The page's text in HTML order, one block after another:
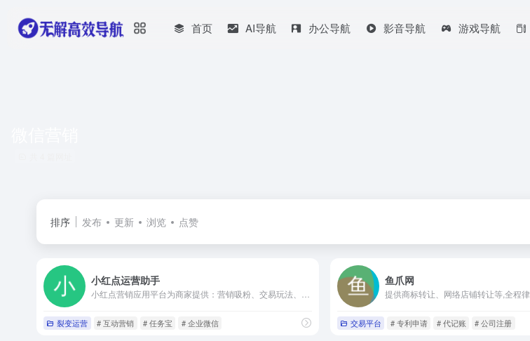
首页 AI导航 办公导航 影音导航 游戏导航
排序 发布 更新 浏览 点赞
小红点运营助手
裂变运营 # 互动营销 # 任务宝 # 企业微信
鱼爪网
交易平台 # 专利申请 # 代记账 # 公司注册